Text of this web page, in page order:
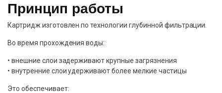
Принцип работы
Картридж изготовлен по технологии глубинной фильтрации.
Во время прохождения воды:
• внешние слои задерживают крупные загрязнения
• внутренние слои удерживают более мелкие частицы
Это обеспечивает: